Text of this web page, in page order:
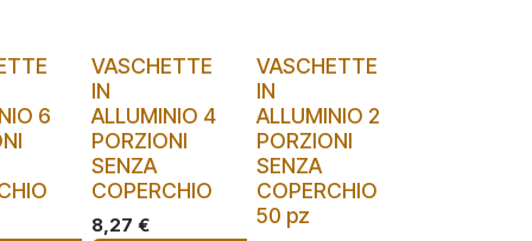
6
VASCHETTE
IN
ALLUMINIO 4
PORZIONI
SENZA
COPERCHIO
8,27 €
VASCHETTE
IN
ALLUMINIO 2
PORZIONI
SENZA
COPERCHIO
50 pz